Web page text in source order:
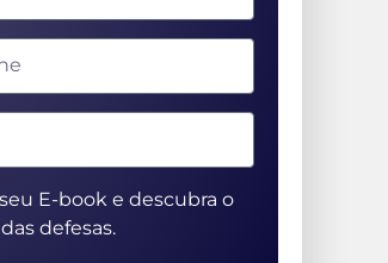
E-book e descubra o
defesas.